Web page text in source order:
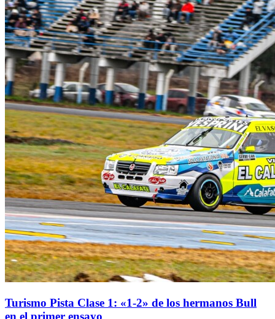
Turismo Pista Clase 1: «1-2» de los hermanos Bull
en el primer ensayo